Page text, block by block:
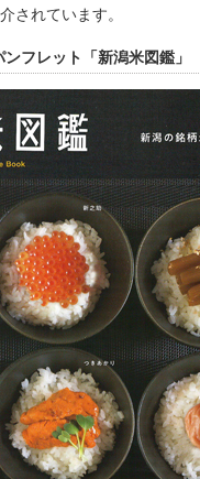
されています。
フレット「新潟米図鑑」